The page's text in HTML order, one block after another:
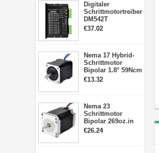
Digitaler
Schrittmotortreiber
DM542T
Schrittmotor
Schrittmotor
€37.02
Nema 17 Hybrid-
Schrittmotor
Bipolar 1.8° 59Ncm
2A 4 Drähte mit 1m
€13.32
Nema 23
Schrittmotor
Bipolar 269oz.in
2,8A 57x57x76mm
€26.24